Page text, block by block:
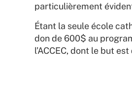
particulièrement
Étant la seule école
don de 600$ au
l’ACCEC, dont le but